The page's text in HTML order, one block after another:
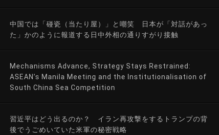
中国では「碰瓷（当たり屋）」と嘲笑 日本が「対話があっ
た」かのように報道する日中外相の通りすがり接触
Mechanisms Advance, Strategy Stays Restrained:
ASEAN’s Manila Meeting and the Institutionalisation of
South China Sea Competition
習近平はどう出るのか？ イラン再攻撃をするトランプの背
後でうごめいていた米軍の秘密戦略